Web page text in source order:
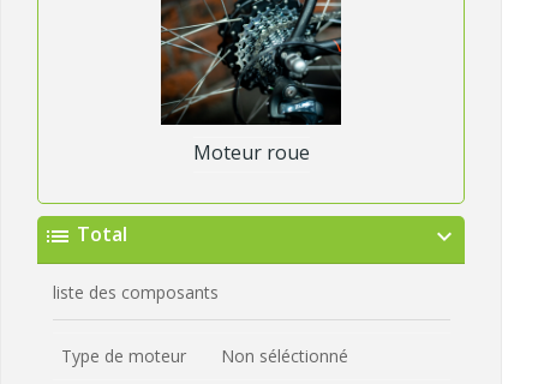
Moteur roue
list Total expand_more
liste des composants
Type de moteur Non séléctionné